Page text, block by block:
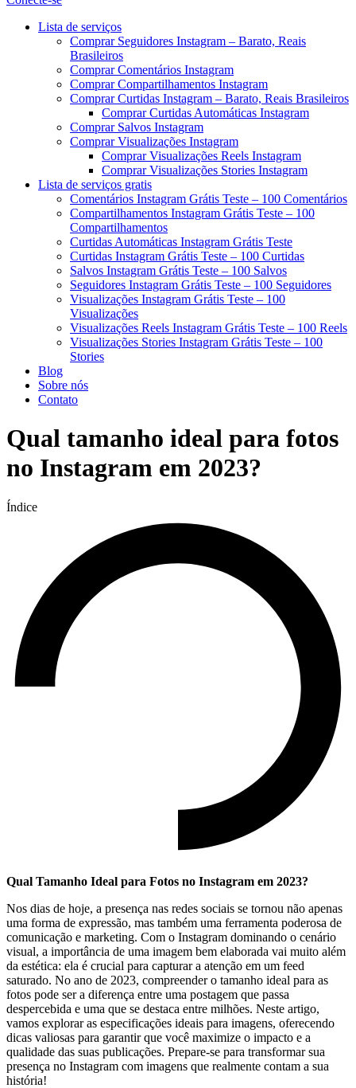
Menu
Lista de serviços
Comprar Seguidores Instagram – Barato, Reais
Brasileiros
Comprar Comentários Instagram
Comprar Compartilhamentos Instagram
Comprar Curtidas Instagram – Barato, Reais Brasileiros
Comprar Curtidas Automáticas Instagram
Comprar Salvos Instagram
Comprar Visualizações Instagram
Comprar Visualizações Reels Instagram
Comprar Visualizações Stories Instagram
Lista de serviços gratis
Comentários Instagram Grátis Teste – 100 Comentários
Compartilhamentos Instagram Grátis Teste – 100
Compartilhamentos
Curtidas Automáticas Instagram Grátis Teste
Curtidas Instagram Grátis Teste – 100 Curtidas
Salvos Instagram Grátis Teste – 100 Salvos
Seguidores Instagram Grátis Teste – 100 Seguidores
Visualizações Instagram Grátis Teste – 100
Visualizações
Visualizações Reels Instagram Grátis Teste – 100 Reels
Visualizações Stories Instagram Grátis Teste – 100
Stories
Blog
Sobre nós
Contato
Qual tamanho ideal para fotos
no Instagram em 2023?
Índice
Qual Tamanho ⁤Ideal para Fotos⁤ no Instagram em 2023?
Nos dias de hoje, a presença nas redes sociais se tornou ‌não apenas
uma forma de expressão, mas também uma⁤ ferramenta poderosa de
comunicação e⁣ marketing. Com o Instagram dominando‌ o‍ cenário
⁣visual, a​ importância de uma imagem bem elaborada vai muito além
da estética: ela é crucial para ⁤capturar a atenção em um feed
saturado. No ano⁢ de 2023, ‌compreender o tamanho ideal⁢ para as
‌fotos pode ser ‍a ‍diferença entre uma‍ postagem que passa
despercebida e ⁣uma que se destaca entre milhões. Neste artigo,
vamos explorar as especificações ideais para ‍imagens, oferecendo
dicas valiosas⁣ para garantir que você maximize o impacto‍ e a
qualidade das suas publicações. Prepare-se para ⁤transformar sua
presença no‌ Instagram com⁤ imagens que realmente contam a ‍sua
história!